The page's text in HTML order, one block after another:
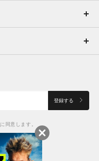
登録する
に同意します。